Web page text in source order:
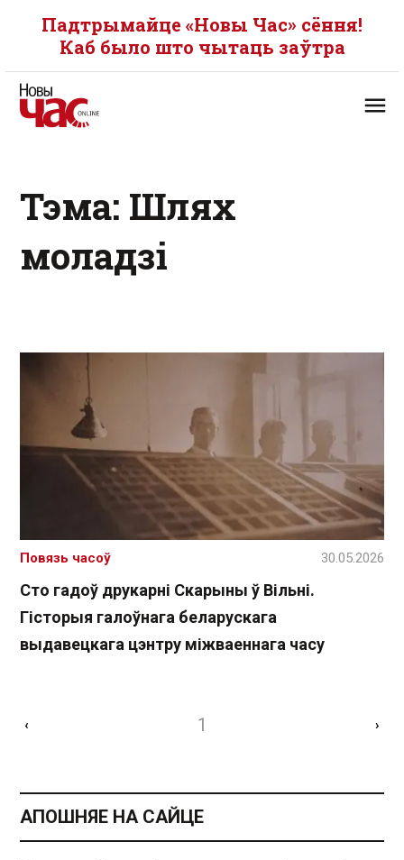
Падтрымайце «Новы Час» сёння!
Каб было што чытаць заўтра
Тэма: Шлях
моладзі
Сто гадоў друкарні Скарыны ў Вільні.
Гісторыя галоўнага беларускага
выдавецкага цэнтру міжваеннага часу
Повязь часоў 30.05.2026
‹ 1 ›
АПОШНЯЕ НА САЙЦЕ